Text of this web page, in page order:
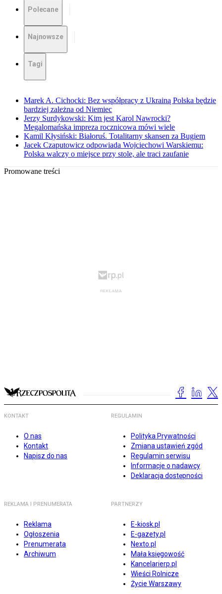
Polecane
Najnowsze
Tagi
Marek A. Cichocki: Bez współpracy z Ukrainą Polska będzie
bardziej zależna od Niemiec
Jerzy Surdykowski: Kim jest Karol Nawrocki?
Megalomańska impreza rocznicowa mówi wiele
Kamil Kłysiński: Białoruś. Totalitarny skansen za Bugiem
Jacek Czaputowicz odpowiada Wojciechowi Warskiemu:
Polska walczy o miejsce przy stole, ale traci zaufanie
Promowane treści
KONTAKT
O nas
Kontakt
Napisz do nas
REGULAMIN
Polityka Prywatności
Zmiana ustawień zgód
Regulamin serwisu
Informacje o nadawcy
Deklaracja dostępności
REKLAMA I PRENUMERATA
Reklama
Ogłoszenia
Prenumerata
Archiwum
PARTNERZY
E-kiosk.pl
E-gazety.pl
Nexto.pl
Mała księgowość
Kancelarierp.pl
Wieści Rolnicze
Życie Warszawy